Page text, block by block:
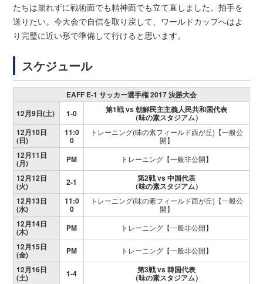
たちは崩れずに戦術面でも精神面でも立て直しました。拍手を
送りたい。今大会で自信を取り戻して、ワールドカップへはよ
り完璧に近い形で準備して行けると思います。
スケジュール
EAFF E-1 サッカー選手権 2017 決勝大会
12月9日(土)
1-0 第1戦 vs 朝鮮民主主義人民共和国代表
（味の素スタジアム）
12月10日
(日)
11:0
0
トレーニング(味の素フィールド西が丘)【一般公
開】
12月11日
(月) PM トレーニング【一般非公開】
12月12日
(火) 2-1 第2戦vs 中国代表
（味の素スタジアム）
12月13日
(水)
11:0
0
トレーニング(味の素フィールド西が丘)【一般公
開】
12月14日
(木) PM トレーニング【一般非公開】
12月15日
(金) PM トレーニング【一般非公開】
12月16日
(土) 1-4 第3戦vs 韓国代表
（味の素スタジアム）